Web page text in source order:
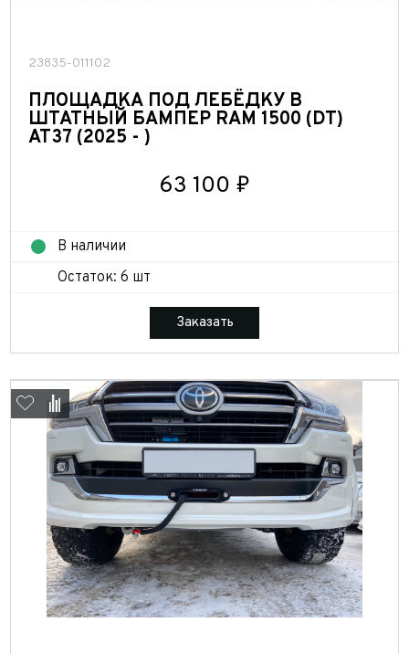
23835-011102
ПЛОЩАДКА ПОД ЛЕБЁДКУ В
ШТАТНЫЙ БАМПЕР RAM 1500 (DT)
AT37 (2025 - )
63 100 ₽
В наличии
Остаток: 6 шт
Заказать